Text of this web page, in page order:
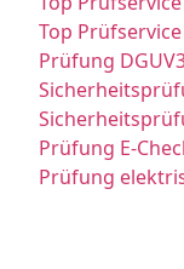
Top
Prüfung
Prüfung E-
Prüfung